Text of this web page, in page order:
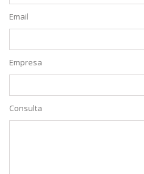
Email
Empresa
Consulta